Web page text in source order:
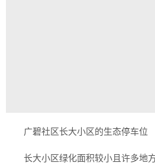
广碧社区长大小区的生态停车位
长大小区绿化面积较小且许多地